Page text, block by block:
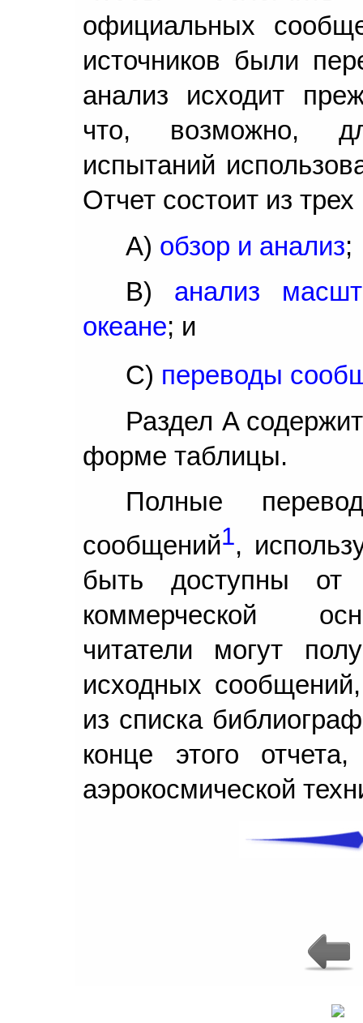
официальных
источников были
анализ исходит
что, возможно,
испытаний
Отчет состоит из
A) обзор и анализ;
B) анализ
океане; и
C) переводы
Раздел A
форме таблицы.
Полные
сообщений1,
быть доступны от
коммерческой
читатели могут
исходных
из списка
конце этого
аэрокосмической